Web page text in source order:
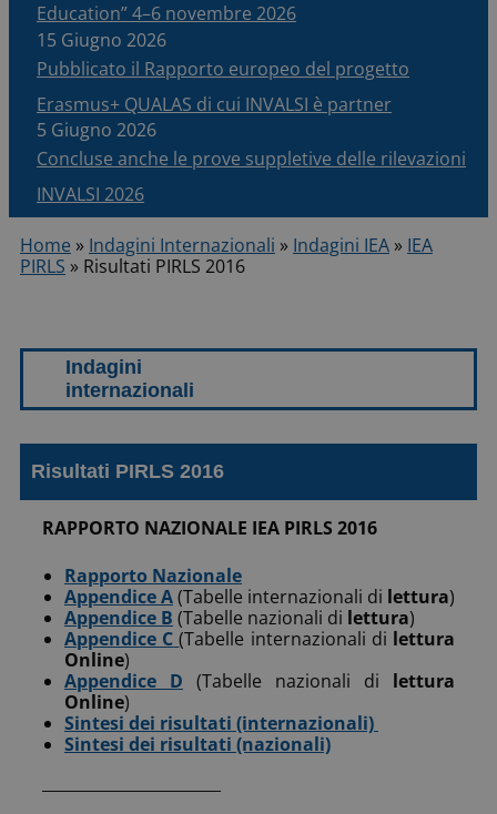
Education” 4–6 novembre 2026
15 Giugno 2026
Pubblicato il Rapporto europeo del progetto
Erasmus+ QUALAS di cui INVALSI è partner
5 Giugno 2026
Concluse anche le prove suppletive delle rilevazioni
INVALSI 2026
Home » Indagini Internazionali » Indagini IEA » IEA
PIRLS » Risultati PIRLS 2016
Risultati PIRLS 2016
RAPPORTO NAZIONALE IEA PIRLS 2016
Rapporto Nazionale
Appendice A(Tabelle internazionali di lettura)
Appendice B (Tabelle nazionali di lettura)
Appendice C (Tabelle internazionali di lettura
Online)
Appendice D (Tabelle nazionali di lettura
Online)
Sintesi dei risultati (internazionali)
Sintesi dei risultati (nazionali)